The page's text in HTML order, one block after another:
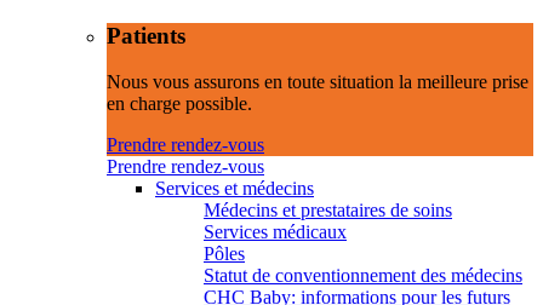
Patients
Nous vous assurons en toute situation la meilleure prise
en charge possible.
Prendre rendez-vous
Prendre rendez-vous
Services et médecins
Médecins et prestataires de soins
Services médicaux
Pôles
Statut de conventionnement des médecins
CHC Baby: informations pour les futurs